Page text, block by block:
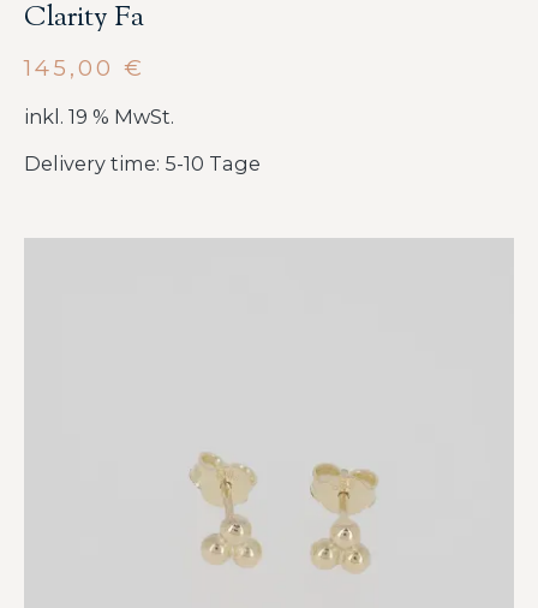
Clarity Fa
145,00 €
inkl. 19 % MwSt.
Delivery time: 5-10 Tage